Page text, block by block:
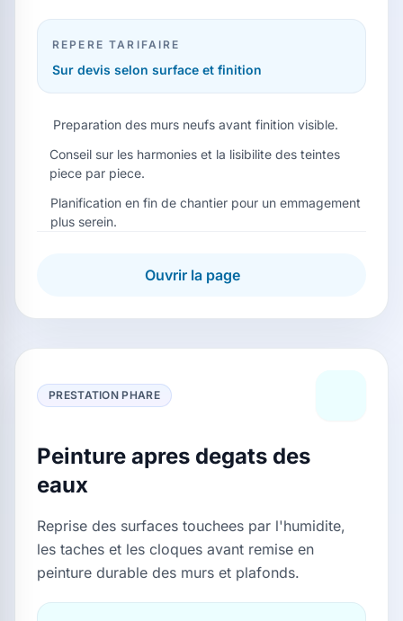
REPERE TARIFAIRE
Sur devis selon surface et finition
Preparation des murs neufs avant finition visible.
Conseil sur les harmonies et la lisibilite des teintes
piece par piece.
Planification en fin de chantier pour un emmagement
plus serein.
Ouvrir la page
PRESTATION PHARE
Peinture apres degats des
eaux
Reprise des surfaces touchees par l'humidite,
les taches et les cloques avant remise en
peinture durable des murs et plafonds.